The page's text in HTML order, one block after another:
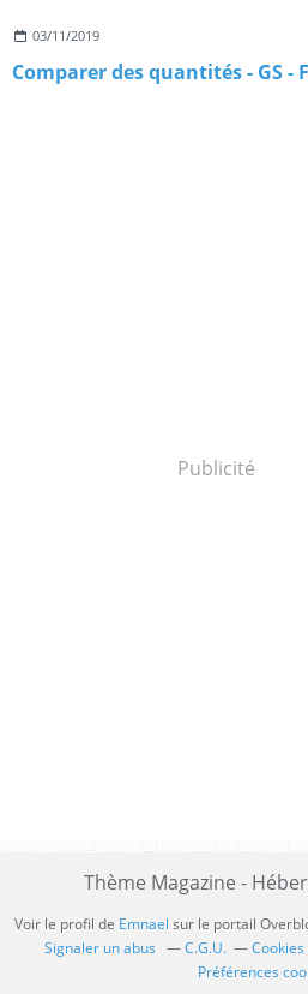
03/11/2019
Comparer des quantités - GS -
Publicité
Thème Magazine -
Voir le profil de Emnael sur le portail
Signaler un abus
C.G.U.
Préférences